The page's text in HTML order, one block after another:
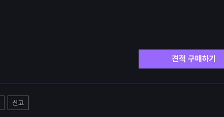
견적 구매하기
신고